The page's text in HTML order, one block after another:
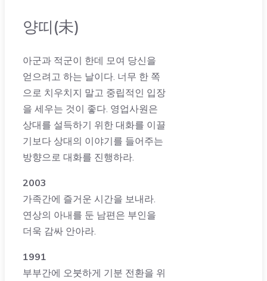
양띠(未)
아군과 적군이 한데 모여 당신을
얻으려고 하는 날이다. 너무 한 쪽
으로 치우치지 말고 중립적인 입장
을 세우는 것이 좋다. 영업사원은
상대를 설득하기 위한 대화를 이끌
기보다 상대의 이야기를 들어주는
방향으로 대화를 진행하라.
2003
가족간에 즐거운 시간을 보내라.
연상의 아내를 둔 남편은 부인을
더욱 감싸 안아라.
1991
부부간에 오붓하게 기분 전환을 위